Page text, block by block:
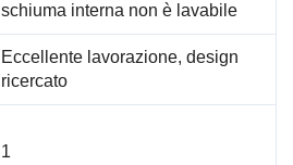
schiuma interna non è lavabile
Eccellente lavorazione, design
ricercato
1